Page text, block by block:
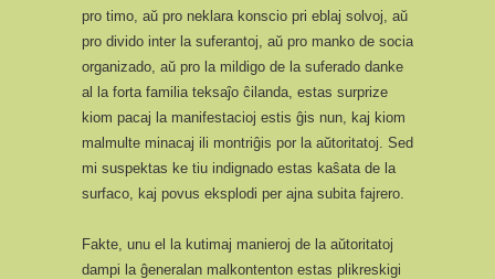
pro timo, aŭ pro neklara konscio pri eblaj solvoj, aŭ
pro divido inter la suferantoj, aŭ pro manko de socia
organizado, aŭ pro la mildigo de la suferado danke
al la forta familia teksaĵo ĉilanda, estas surprize
kiom pacaj la manifestacioj estis ĝis nun, kaj kiom
malmulte minacaj ili montriĝis por la aŭtoritatoj. Sed
mi suspektas ke tiu indignado estas kaŝata de la
surfaco, kaj povus eksplodi per ajna subita fajrero.
Fakte, unu el la kutimaj manieroj de la aŭtoritatoj
dampi la ĝeneralan malkontenton estas plikreskigi